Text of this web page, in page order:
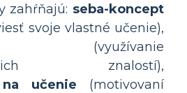
zahŕňajú: seba-koncept
svoje vlastné učenie),
znalostí),
učenie (motivovaní